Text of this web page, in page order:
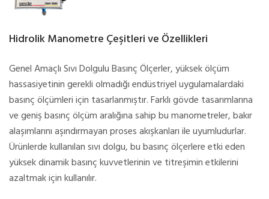
Hidrolik Manometre Çeşitleri ve Özellikleri
Genel Amaçlı Sıvı Dolgulu Basınç Ölçerler, yüksek ölçüm
hassasiyetinin gerekli olmadığı endüstriyel uygulamalardaki
basınç ölçümleri için tasarlanmıştır. Farklı gövde tasarımlarına
ve geniş basınç ölçüm aralığına sahip bu manometreler, bakır
alaşımlarını aşındırmayan proses akışkanları ile uyumludurlar.
Ürünlerde kullanılan sıvı dolgu, bu basınç ölçerlere etki eden
yüksek dinamik basınç kuvvetlerinin ve titreşimin etkilerini
azaltmak için kullanılır.